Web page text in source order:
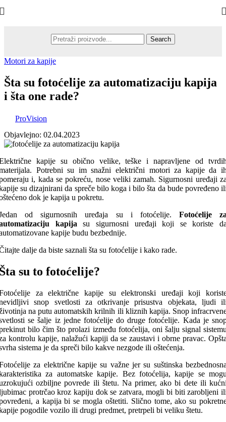
Search
Motori za kapije
Šta su fotoćelije za automatizaciju kapija
i šta one rade?
ProVision
Objavlejno: 02.04.2023
kapije su obično velike, teške i napravljene od
Potrebni su im snažni električni motori za kapije da
i, kada se pokreću, nose veliki zamah. Sigurnosni uređaji
su dizajnirani da spreče bilo koga i bilo šta da bude povređeno
dok je kapija u pokretu.
od sigurnosnih uređaja su i fotoćelije. Fotoćelije
kapija su sigurnosni uređaji koji se koriste
kapije budu bezbednije.
dalje da biste saznali šta su fotoćelije i kako rade.
su to fotoćelije?
za električne kapije su elektronski uređaji koji
snop svetlosti za otkrivanje prisustva objekata, ljudi
na putu automatskih krilnih ili kliznih kapija. Snop
se šalje iz jedne fotoćelije do druge fotoćelije. Kada je
bilo čim što prolazi između fotoćelija, oni šalju signal
kontrolu kapije, nalažući kapiji da se zaustavi i obrne pravac.
sistema je da spreči bilo kakve nezgode ili oštećenja.
za električne kapije su važne jer su suštinska
za automatske kapije. Bez fotoćelija, kapije se
ozbiljne povrede ili štetu. Na primer, ako bi dete ili
protrčao kroz kapiju dok se zatvara, mogli bi biti zarobljeni
a kapija bi se mogla oštetiti. Slično tome, ako su
pogodile vozilo ili drugi predmet, pretrpeli bi veliku štetu.